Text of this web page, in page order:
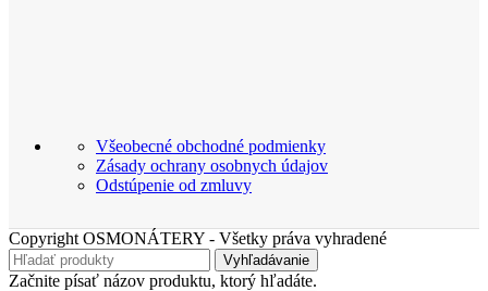
Všeobecné obchodné podmienky
Zásady ochrany osobnych údajov
Odstúpenie od zmluvy
Copyright OSMONÁTERY - Všetky práva vyhradené
Vyhľadávanie
Začnite písať názov produktu, ktorý hľadáte.